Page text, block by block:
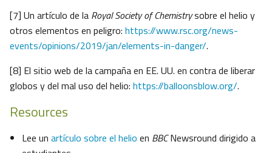
[7] Un artículo de la Royal Society of Chemistrysobre el helio y
otros elementos en peligro: https://www.rsc.org/news-
events/opinions/2019/jan/elements-in-danger/.
[8] El sitio web de la campaña en EE. UU. en contra de liberar
globos y del mal uso del helio: https://balloonsblow.org/.
Resources
Lee un artículo sobre el helio en BBC Newsround dirigido a